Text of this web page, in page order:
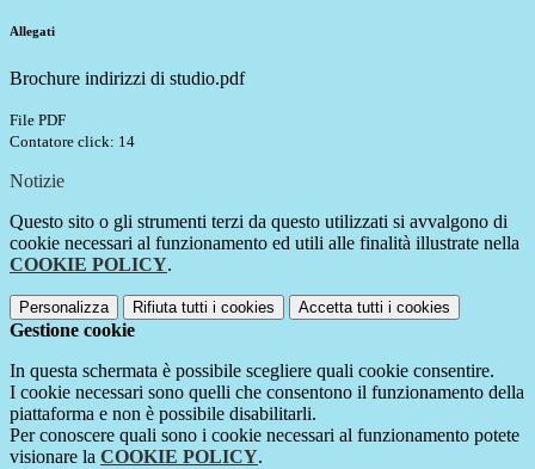
Allegati
Brochure indirizzi di studio.pdf
File PDF
Contatore click: 14
Notizie
Questo sito o gli strumenti terzi da questo utilizzati si avvalgono di
cookie necessari al funzionamento ed utili alle finalità illustrate nella
COOKIE POLICY.
Personalizza Rifiuta tutti i cookies Accetta tutti i cookies
Gestione cookie
In questa schermata è possibile scegliere quali cookie consentire.
I cookie necessari sono quelli che consentono il funzionamento della
piattaforma e non è possibile disabilitarli.
Per conoscere quali sono i cookie necessari al funzionamento potete
visionare la COOKIE POLICY.